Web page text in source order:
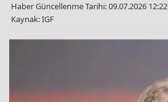
Haber Güncellenme Tarihi: 09.07.2026 12:22
Kaynak: IGF